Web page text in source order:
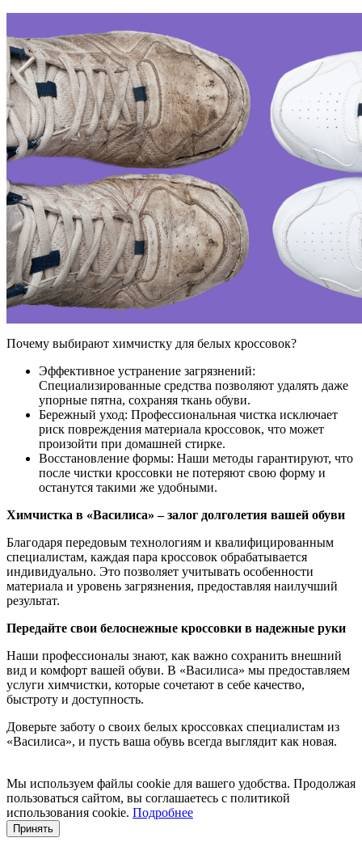
Почему выбирают химчистку для белых кроссовок?
Эффективное устранение загрязнений:
Специализированные средства позволяют удалять даже
упорные пятна, сохраняя ткань обуви.
Бережный уход: Профессиональная чистка исключает
риск повреждения материала кроссовок, что может
произойти при домашней стирке.
Восстановление формы: Наши методы гарантируют, что
после чистки кроссовки не потеряют свою форму и
останутся такими же удобными.
Химчистка в «Василиса» – залог долголетия вашей обуви
Благодаря передовым технологиям и квалифицированным
специалистам, каждая пара кроссовок обрабатывается
индивидуально. Это позволяет учитывать особенности
материала и уровень загрязнения, предоставляя наилучший
результат.
Передайте свои белоснежные кроссовки в надежные руки
Наши профессионалы знают, как важно сохранить внешний
вид и комфорт вашей обуви. В «Василиса» мы предоставляем
услуги химчистки, которые сочетают в себе качество,
быстроту и доступность.
Доверьте заботу о своих белых кроссовках специалистам из
«Василиса», и пусть ваша обувь всегда выглядит как новая.
Мы используем файлы cookie для вашего удобства. Продолжая
пользоваться сайтом, вы соглашаетесь с политикой
использования cookie. Подробнее
Принять